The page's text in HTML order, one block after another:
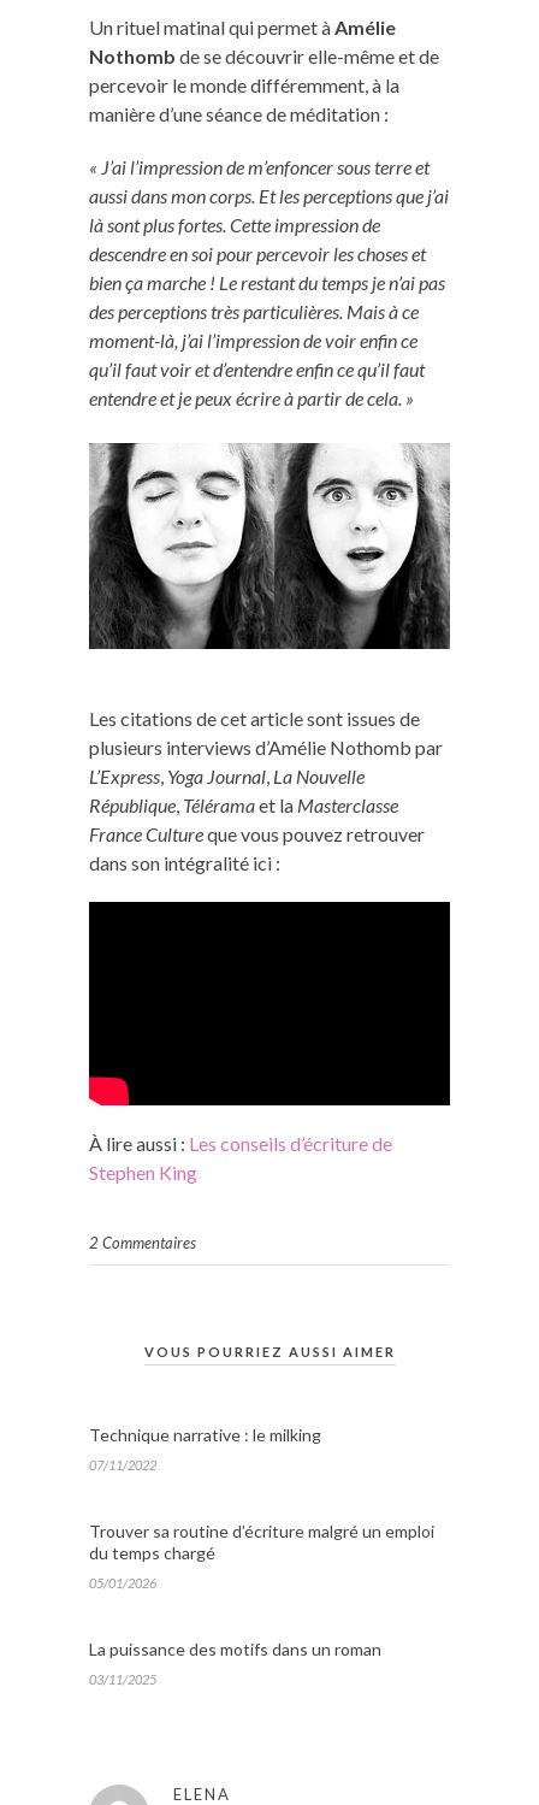
Un rituel matinal qui permet à Amélie
Nothomb de se découvrir elle-même et de
percevoir le monde différemment, à la
manière d’une séance de méditation :
« J’ai l’impression de m’enfoncer sous terre et
aussi dans mon corps. Et les perceptions que j’ai
là sont plus fortes. Cette impression de
descendre en soi pour percevoir les choses et
bien ça marche ! Le restant du temps je n’ai pas
des perceptions très particulières. Mais à ce
moment-là, j’ai l’impression de voir enfin ce
qu’il faut voir et d’entendre enfin ce qu’il faut
entendre et je peux écrire à partir de cela. »
Les citations de cet article sont issues de
plusieurs interviews d’Amélie Nothomb par
L’Express, Yoga Journal, La Nouvelle
République, Téléramaet la Masterclasse
France Cultureque vous pouvez retrouver
dans son intégralité ici :
À lire aussi : Les conseils d’écriture de
Stephen King
2 Commentaires
VOUS POURRIEZ AUSSI AIMER
Technique narrative : le milking
07/11/2022
Trouver sa routine d’écriture malgré un emploi
du temps chargé
05/01/2026
La puissance des motifs dans un roman
03/11/2025
ELENA